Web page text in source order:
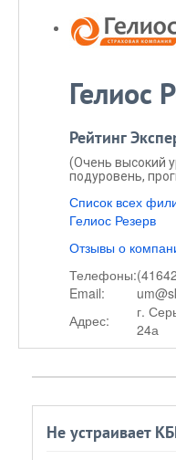
Гелиос
Рейтинг
(Очень высокий
подуровень,
Список всех
Гелиос Резерв
Отзывы о
Телефоны:
Email:
Адрес:
г.
24а
Не устраивает